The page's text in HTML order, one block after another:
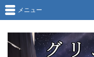
メニュー